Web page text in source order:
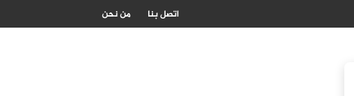
ازمة مالية خانقة في العراق تثير مخاوف من عجز عن دفع الرواتب
من نحن اتصل بنا